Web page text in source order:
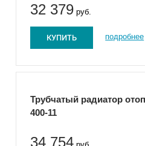
32 379 руб.
КУПИТЬ подробнее
Трубчатый радиатор
400-11
34 754